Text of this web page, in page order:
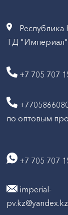
Республика
ТД "Империал"
+7 705 707
по оптовым
+7 705 707
imperial-
pv.kz@yandex.kz